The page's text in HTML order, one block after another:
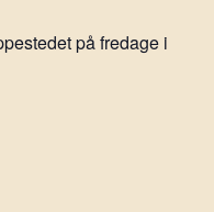
på fredage i